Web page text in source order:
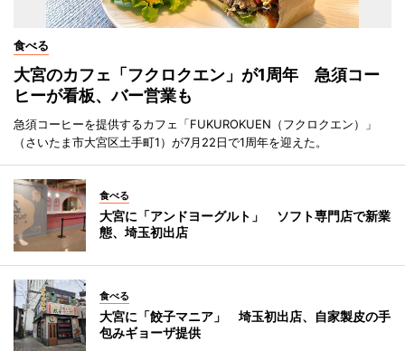
食べる
大宮のカフェ「フクロクエン」が1周年 急須コー
ヒーが看板、バー営業も
急須コーヒーを提供するカフェ「FUKUROKUEN（フクロクエン）」
（さいたま市大宮区土手町1）が7月22日で1周年を迎えた。
食べる
大宮に「アンドヨーグルト」 ソフト専門店で新業
態、埼玉初出店
食べる
大宮に「餃子マニア」 埼玉初出店、自家製皮の手
包みギョーザ提供